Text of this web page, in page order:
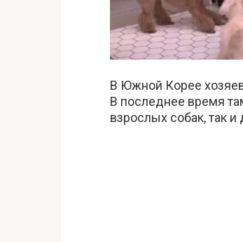
В Южной Корее
В последнее время
взрослых собак, так